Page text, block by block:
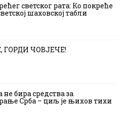
светског рата: Ко покреће
шаховској табли
ГОРДИ ЧОВЈЕЧЕ!
бира средства за
Срба – циљ је њихов тихи